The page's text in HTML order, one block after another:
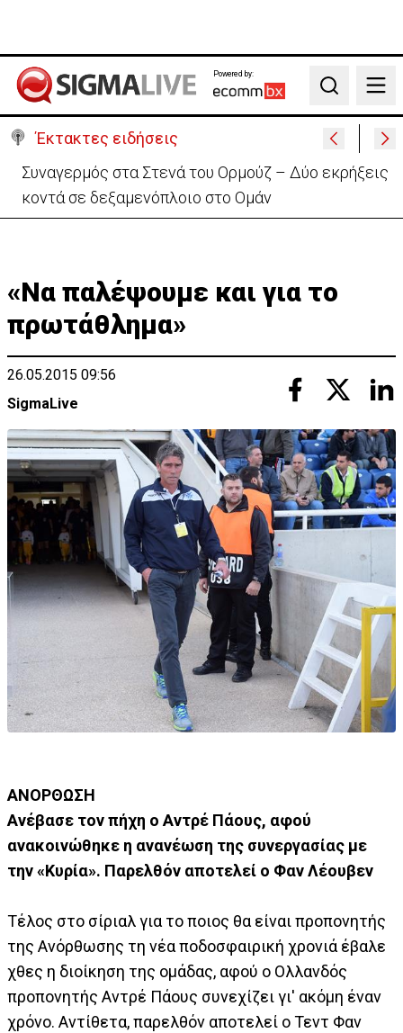
Powered by:
Search
Έκτακτες ειδήσεις
Καμίνι και σήμερα η Κύπρος – Πότε τίθεται σε ισχύ
κίτρινη προειδοποίηση
«Να παλέψουμε και για το
πρωτάθλημα»
26.05.2015 09:56
SigmaLive
ΑΝΟΡΘΩΣΗ
Ανέβασε τον πήχη ο Αντρέ Πάους, αφού
ανακοινώθηκε η ανανέωση της συνεργασίας με
την «Κυρία». Παρελθόν αποτελεί ο Φαν Λέουβεν
Τέλος στο σίριαλ για το ποιος θα είναι προπονητής
της Ανόρθωσης τη νέα ποδοσφαιρική χρονιά έβαλε
χθες η διοίκηση της ομάδας, αφού ο Ολλανδός
προπονητής Αντρέ Πάους συνεχίζει γι' ακόμη έναν
χρόνο. Αντίθετα, παρελθόν αποτελεί ο Τεντ Φαν